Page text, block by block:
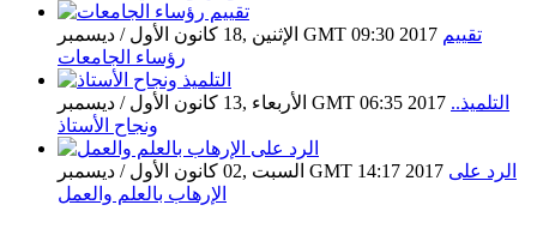
الإثنين ,18 كانون الأول / ديسمبر GMT 09:30 2017 تقييم
رؤساء الجامعات
الأربعاء ,13 كانون الأول / ديسمبر GMT 06:35 2017 التلميذ..
ونجاح الأستاذ
السبت ,02 كانون الأول / ديسمبر GMT 14:17 2017 الرد على
الإرهاب بالعلم والعمل